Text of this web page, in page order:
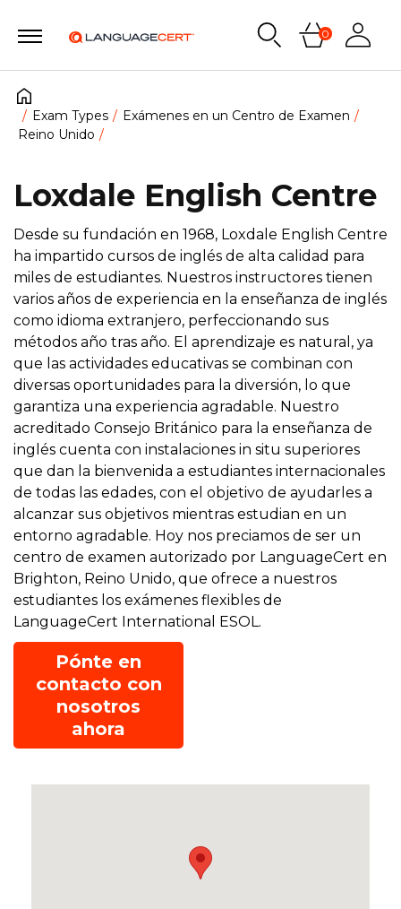
0
Exam Types
Exámenes en un Centro de Examen
Reino Unido
Loxdale English Centre
Desde su fundación en 1968, Loxdale English Centre
ha impartido cursos de inglés de alta calidad para
miles de estudiantes. Nuestros instructores tienen
varios años de experiencia en la enseñanza de inglés
como idioma extranjero, perfeccionando sus
métodos año tras año. El aprendizaje es natural, ya
que las actividades educativas se combinan con
diversas oportunidades para la diversión, lo que
garantiza una experiencia agradable. Nuestro
acreditado Consejo Británico para la enseñanza de
inglés cuenta con instalaciones in situ superiores
que dan la bienvenida a estudiantes internacionales
de todas las edades, con el objetivo de ayudarles a
alcanzar sus objetivos mientras estudian en un
entorno agradable. Hoy nos preciamos de ser un
centro de examen autorizado por LanguageCert en
Brighton, Reino Unido, que ofrece a nuestros
estudiantes los exámenes flexibles de
LanguageCert International ESOL.
Pónte en
contacto con
nosotros
ahora